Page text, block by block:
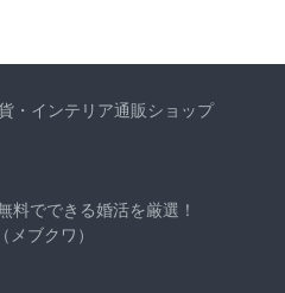
・インテリア通販ショップ
料でできる婚活を厳選！
ブクワ）